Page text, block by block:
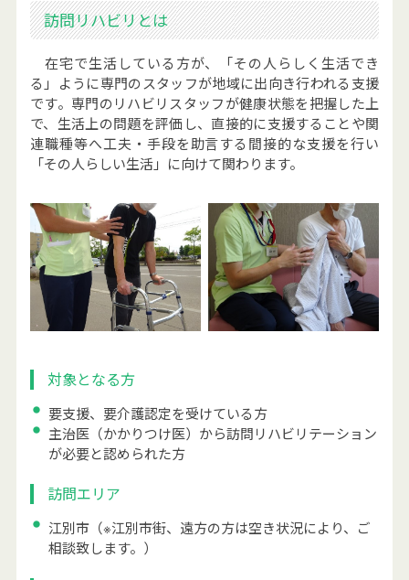
訪問リハビリとは
在宅で生活している方が、「その人らしく生活でき
る」ように専門のスタッフが地域に出向き行われる支援
です。専門のリハビリスタッフが健康状態を把握した上
で、生活上の問題を評価し、直接的に支援することや関
連職種等へ工夫・手段を助言する間接的な支援を行い
「その人らしい生活」に向けて関わります。
対象となる方
要支援、要介護認定を受けている方
主治医（かかりつけ医）から訪問リハビリテーション
が必要と認められた方
訪問エリア
江別市（※江別市街、遠方の方は空き状況により、ご
相談致します。）